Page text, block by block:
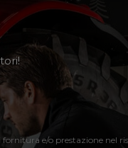
e/o prestazione nel